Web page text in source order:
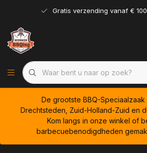
Gratis verzending vanaf €
De grootste BBQ-
Drechtsteden, Zuid-Holland-Zuid en
Kom langs in onze winkel of
barbecuebenodigdheden